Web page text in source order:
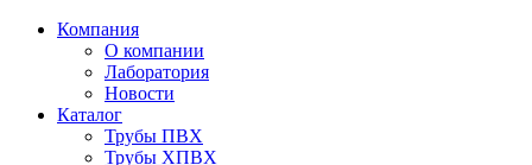
Компания
О компании
Лаборатория
Новости
Каталог
Трубы ПВХ
Трубы ХПВХ